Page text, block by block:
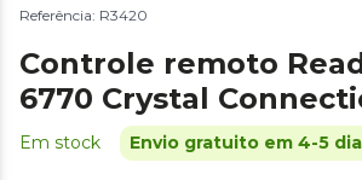
Referência: R3420
Controle remoto
6770 Crystal
Em stock Envio gratuito em 4-5